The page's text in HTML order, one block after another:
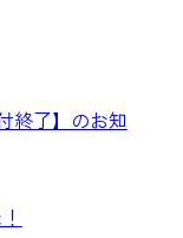
終了】のお知